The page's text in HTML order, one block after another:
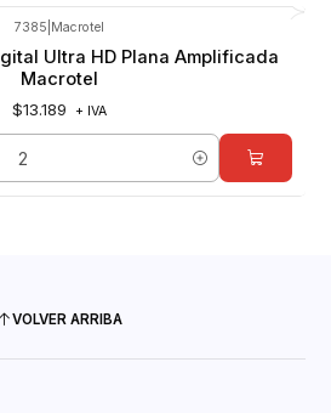
7385 Macrotel
Ultra HD Plana Amplificada
Macrotel
$13.189 + IVA
VOLVER ARRIBA